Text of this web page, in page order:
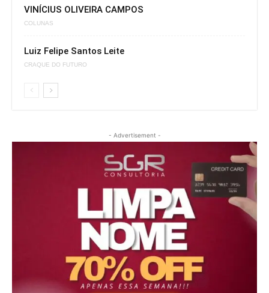
VINÍCIUS OLIVEIRA CAMPOS
COLUNAS
Luiz Felipe Santos Leite
CRAQUE DO FUTURO
- Advertisement -